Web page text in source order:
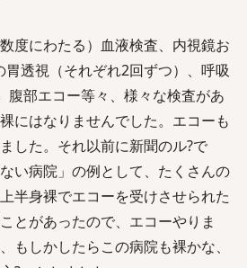
度にわたる）血液検査、内視鏡お
胃透視（それぞれ2回ずつ）、呼吸
腹部エコー等々、様々な検査があ
にはなりませんでした。エコーも
した。それ以前に新聞のル?で
い病院」の例として、たくさんの
半身裸でエコーを受けさせられた
とがあったので、エコーやりま
もしかしたらこの病院も裸かな、